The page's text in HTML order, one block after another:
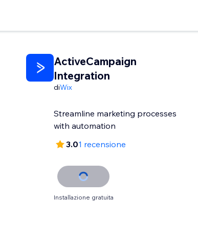
ActiveCampaign
Integration
diWix
Streamline marketing processes
with automation
3.01 recensione
Installazione gratuita